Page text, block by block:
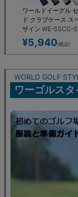
ワールドイーグル
ド クラブケース ス
ザイン WE-SSCC-
¥5,940(税込)
WORLD GOLF
ワーゴルスタ